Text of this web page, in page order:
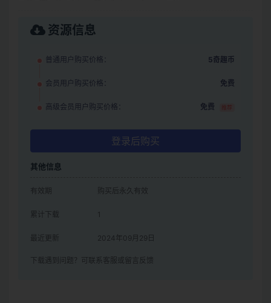
资源信息
普通用户购买价格： 5奇趣币
会员用户购买价格： 免费
高级会员用户购买价格： 免费 推荐
登录后购买
其他信息
有效期 购买后永久有效
累计下载 1
最近更新 2024年09月29日
下载遇到问题？可联系客服或留言反馈